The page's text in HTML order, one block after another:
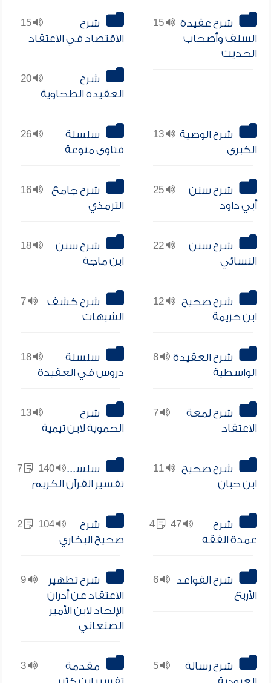
15
شرح عقيدة
السلف وأصحاب
الحديث
15
شرح
الاقتصاد في الاعتقاد
20
شرح
العقيدة الطحاوية
13
شرح الوصية
الكبرى
26
سلسلة
فتاوى منوعة
25
شرح سنن
أبي داود
16
شرح جامع
الترمذي
22
شرح سنن
النسائي
18
شرح سنن
ابن ماجة
12
شرح صحيح
ابن خزيمة
7
شرح كشف
الشبهات
8
شرح العقيدة
الواسطية
18
سلسلة
دروس في العقيدة
7
شرح لمعة
الاعتقاد
13
شرح
الحموية لابن تيمية
11
شرح صحيح
ابن حبان
140
7
سلسلة
تفسير القرآن الكريم
47
شرح
عمدة الفقه
104
2
شرح
صحيح البخاري
6
شرح القواعد
الأربع
9
شرح تطهير
الاعتقاد عن أدران
الإلحاد لابن الأمير
الصنعاني
5
شرح رسالة
3
مقدمة